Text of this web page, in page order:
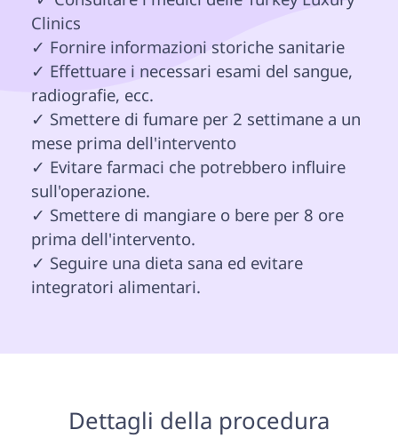
Clinics
✓ Fornire informazioni storiche sanitarie
✓ Effettuare i necessari esami del sangue,
radiografie, ecc.
✓ Smettere di fumare per 2 settimane a un
mese prima dell'intervento
✓ Evitare farmaci che potrebbero influire
sull'operazione.
✓ Smettere di mangiare o bere per 8 ore
prima dell'intervento.
✓ Seguire una dieta sana ed evitare
integratori alimentari.
Dettagli della procedura